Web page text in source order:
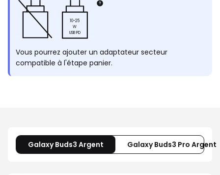
10-25
W
USB PD
Vous pourrez ajouter un adaptateur secteur
compatible à l'étape panier.
Galaxy Buds3 Argent Galaxy Buds3 Pro Argent